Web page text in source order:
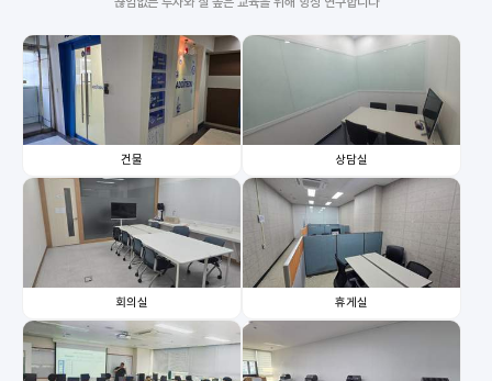
건물 상담실
회의실 휴게실